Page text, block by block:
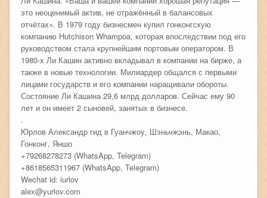
это неоценимый актив, не отражённый в балансовых
отчётах». В 1979 году бизнесмен купил гонконгскую
компанию Hutchison Whampoa, которая впоследствии под его
руководством стала крупнейшим портовым оператором. В
1980-х Ли Кашин активно вкладывал в компании на бирже, а
также в новые технологии. Милиардер общался с первыми
лицами государств и его компании наращивали обороты.
Состояние Ли Кашина 29,6 млрд долларов. Сейчас ему 90
лет и он имеет 2 сыновей, занятых в бизнесе.
.
Юрлов Александр гид в Гуанчжоу, Шэньчжэнь, Макао,
Гонконг, Яншо
+79268278273 (WhatsApp, Telegram)
+8618565311967 (WhatsApp, Telegram)
Wechat id: iurlov
alex@yurlov.com